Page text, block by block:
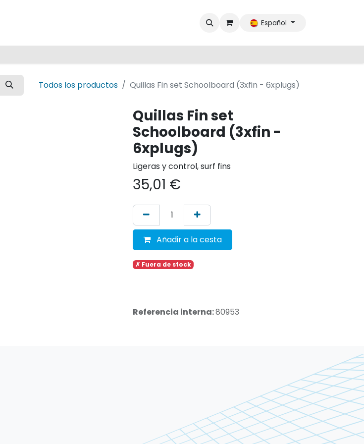
Español
Todos los productos Quillas Fin set Schoolboard (3xfin - 6xplugs)
Quillas Fin set
Schoolboard (3xfin -
6xplugs)
Ligeras y control, surf fins
35,01 €
Añadir a la cesta
✗ Fuera de stock
Referencia interna:80953